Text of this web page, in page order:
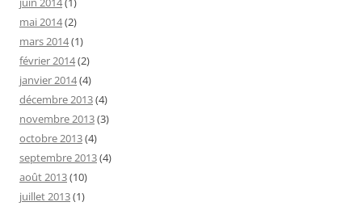
mai 2014(2)
mars 2014(1)
février 2014(2)
janvier 2014(4)
décembre 2013(4)
novembre 2013(3)
octobre 2013(4)
septembre 2013(4)
août 2013(10)
juillet 2013(1)